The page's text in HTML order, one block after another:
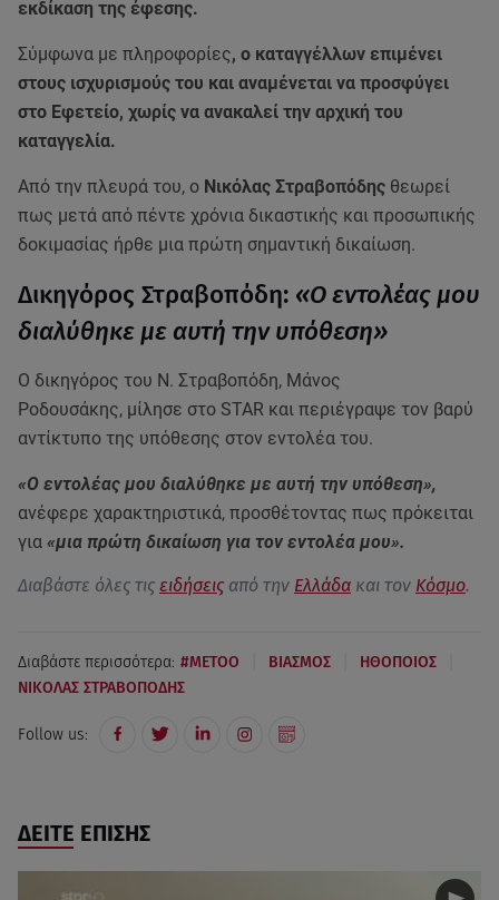
εκδίκαση της έφεσης.
Σύμφωνα με πληροφορίες, ο καταγγέλλων επιμένει
στους ισχυρισμούς του και αναμένεται να προσφύγει
στο Εφετείο, χωρίς να ανακαλεί την αρχική του
καταγγελία.
Από την πλευρά του, ο Νικόλας Στραβοπόδης θεωρεί
πως μετά από πέντε χρόνια δικαστικής και προσωπικής
δοκιμασίας ήρθε μια πρώτη σημαντική δικαίωση.
Δικηγόρος Στραβοπόδη: «Ο εντολέας μου
διαλύθηκε με αυτή την υπόθεση»
Ο δικηγόρος του Ν. Στραβοπόδη, Μάνος
Ροδουσάκης, μίλησε στο STAR και περιέγραψε τον βαρύ
αντίκτυπο της υπόθεσης στον εντολέα του.
«Ο εντολέας μου διαλύθηκε με αυτή την υπόθεση»,
ανέφερε χαρακτηριστικά, προσθέτοντας πως πρόκειται
για «μια πρώτη δικαίωση για τον εντολέα μου».
Διαβάστε όλες τις ειδήσεις από την Ελλάδα και τον Κόσμο.
Διαβάστε περισσότερα: #METOO ΒΙΑΣΜΟΣ ΗΘΟΠΟΙΟΣ
ΝΙΚΟΛΑΣ ΣΤΡΑΒΟΠΟΔΗΣ
Follow us:
ΔΕΙΤΕ ΕΠΙΣΗΣ